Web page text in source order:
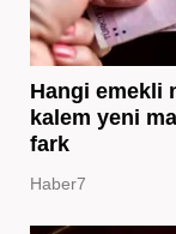
Hangi emekli
kalem yeni
fark
Haber7